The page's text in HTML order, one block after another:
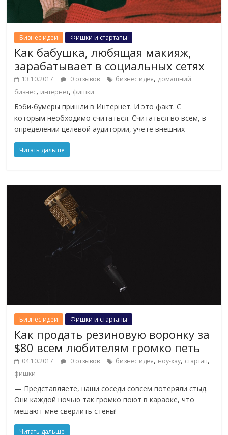
Бизнес идеи Фишки и стартапы
Как бабушка, любящая макияж,
зарабатывает в социальных сетях
13.10.2017 0 отзывов бизнес идея, домашний
бизнес, интернет, фишки
Бэби-бумеры пришли в Интернет. И это факт. С
которым необходимо считаться. Считаться во всем, в
определении целевой аудитории, учете внешних
Читать дальше
Бизнес идеи Фишки и стартапы
Как продать резиновую воронку за
$80 всем любителям громко петь
04.10.2017 0 отзывов бизнес идея, ноу-хау, стартап,
фишки
— Представляете, наши соседи совсем потеряли стыд.
Они каждой ночью так громко поют в караоке, что
мешают мне сверлить стены!
Читать дальше